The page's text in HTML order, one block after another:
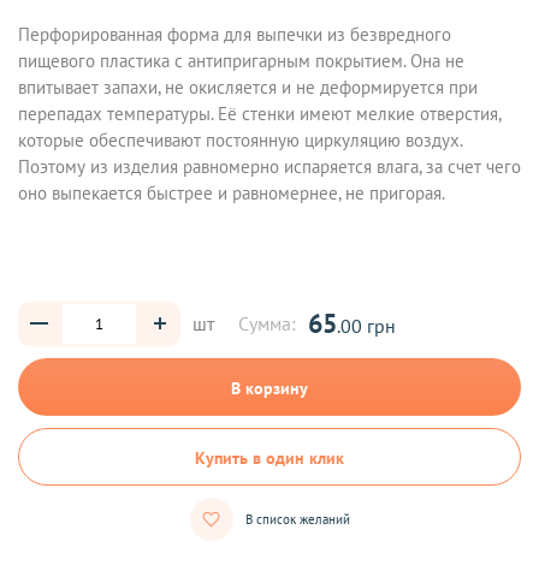
Перфорированная форма для выпечки из безвредного
пищевого пластика с антипригарным покрытием. Она не
впитывает запахи, не окисляется и не деформируется при
перепадах температуры. Её стенки имеют мелкие отверстия,
которые обеспечивают постоянную циркуляцию воздух.
Поэтому из изделия равномерно испаряется влага, за счет чего
оно выпекается быстрее и равномернее, не пригорая.
шт Сумма: 65.00 грн
В корзину
Купить в один клик
В список желаний